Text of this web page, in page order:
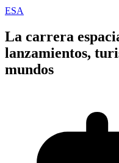
ESA
La carrera
lanzamientos,
mundos